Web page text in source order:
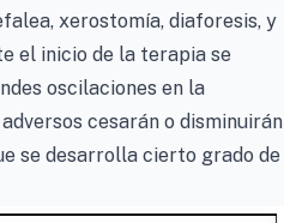
xerostomía, diaforesis, y
el inicio de la terapia se
oscilaciones en la
cesarán o disminuirán
se desarrolla cierto grado de